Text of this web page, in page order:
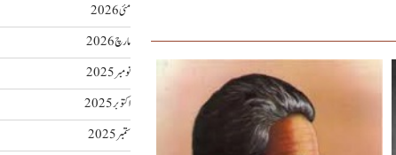
مئی 2026
مارچ 2026
نومبر 2025
اکتوبر 2025
ستمبر 2025